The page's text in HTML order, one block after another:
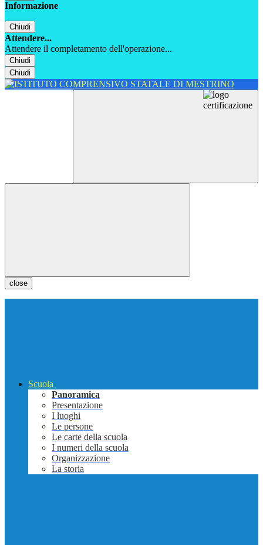
Informazione
Chiudi
Attendere...
Attendere il completamento dell'operazione...
Chiudi
Chiudi
close
Scuola
Panoramica
Presentazione
I luoghi
Le persone
Le carte della scuola
I numeri della scuola
Organizzazione
La storia